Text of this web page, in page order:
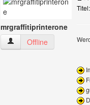
mrgraffitiprinterone
mrgraffitiprinterone
Offline